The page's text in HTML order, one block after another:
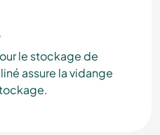
le stockage de
assure la vidange